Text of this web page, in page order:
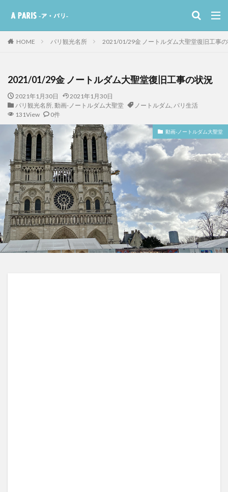
HOME パリ観光名所 2021/01/29金 ノートルダム大聖堂復旧工事
2021/01/29金 ノートルダム大聖堂復旧工事の状況
2021年1月30日
2021年1月30日
パリ観光名所, 動画-ノートルダム大聖堂 ノートルダム, パリ生活
131View
0件
動画-ノートルダム大聖堂